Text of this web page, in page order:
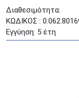
Διαθεσιμότητα:
ΚΩΔΙΚΟΣ :
Εγγύηση: 5 έτη